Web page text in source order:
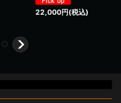
22,000円(税込)